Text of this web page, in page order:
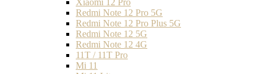
Xiaomi 12 Pro
Redmi Note 12 Pro 5G
Redmi Note 12 Pro Plus 5G
Redmi Note 12 5G
Redmi Note 12 4G
11T / 11T Pro
Mi 11